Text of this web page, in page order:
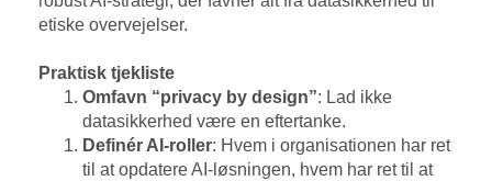
etiske overvejelser.
Praktisk tjekliste
Omfavn “privacy by design”: Lad ikke
datasikkerhed være en eftertanke.
Definér AI-roller: Hvem i organisationen har ret
til at opdatere AI-løsningen, hvem har ret til at